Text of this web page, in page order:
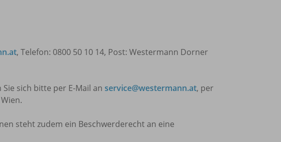
, Telefon: 0800 50 10 14, Post: Westermann Dorner
sich bitte per E-Mail an service@westermann.at, per
steht zudem ein Beschwerderecht an eine